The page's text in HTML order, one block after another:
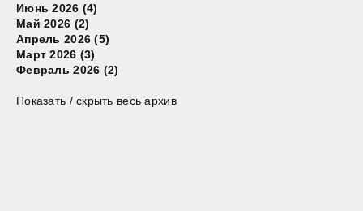
Июнь 2026 (4)
Май 2026 (2)
Апрель 2026 (5)
Март 2026 (3)
Февраль 2026 (2)
Показать / скрыть весь архив